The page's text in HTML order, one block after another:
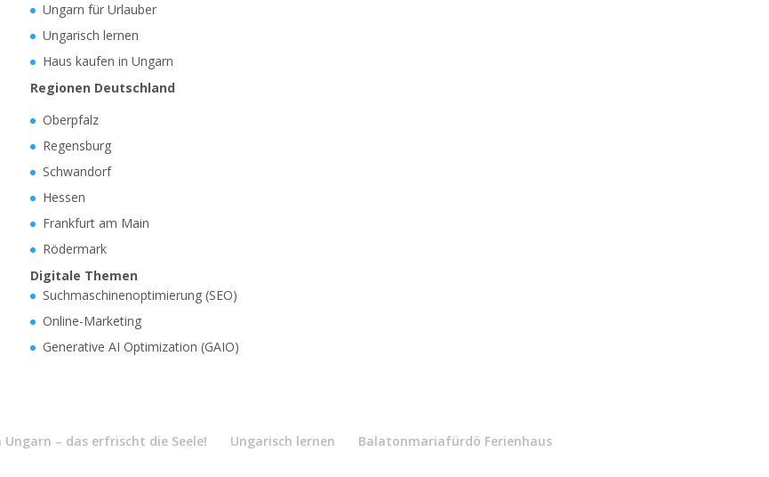
Ungarn für Urlauber
Ungarisch lernen
Haus kaufen in Ungarn
Regionen Deutschland
Oberpfalz
Regensburg
Schwandorf
Hessen
Frankfurt am Main
Rödermark
Digitale Themen
Suchmaschinenoptimierung (SEO)
Online-Marketing
Generative AI Optimization (GAIO)
Ungarn – das erfrischt die Seele! Ungarisch lernen
Balatonmariafürdö Ferienhaus